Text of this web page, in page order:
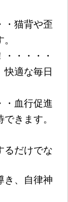
・猫背や歪
・・・・
快適な毎日
・血行促進
きます。
るだけでな
き、自律神